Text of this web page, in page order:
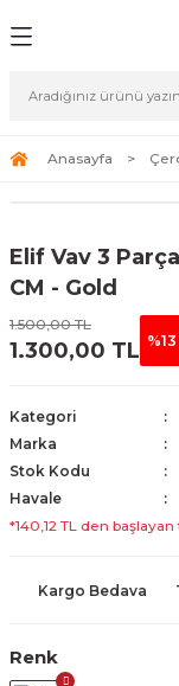
Tablolar
Tablolar
Sanat
Anasayfa
Elif Vav 3
CM - Gold
1.500,00 TL
1.300,00 TL
Kategori
Marka
Stok Kodu
Havale
*140,12 TL den
Kargo Bedava
Renk